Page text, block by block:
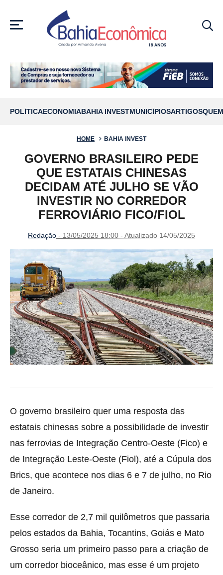
MENU
POLÍTICAECONOMIABAHIA INVESTMUNICÍPIOSARTIGOS
HOME BAHIA INVEST
GOVERNO BRASILEIRO PEDE
QUE ESTATAIS CHINESAS
DECIDAM ATÉ JULHO SE VÃO
INVESTIR NO CORREDOR
FERROVIÁRIO FICO/FIOL
Redação - 13/05/2025 18:00 - Atualizado 14/05/2025
O governo brasileiro quer uma resposta das
estatais chinesas sobre a possibilidade de investir
nas ferrovias de Integração Centro-Oeste (Fico) e
de Integração Leste-Oeste (Fiol), até a Cúpula dos
Brics, que acontece nos dias 6 e 7 de julho, no Rio
de Janeiro.
Esse corredor de 2,7 mil quilômetros que passaria
pelos estados da Bahia, Tocantins, Goiás e Mato
Grosso seria um primeiro passo para a criação de
um corredor bioceânico, mas esse é um projeto